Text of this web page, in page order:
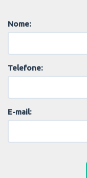
Nome:
Telefone:
E-mail: